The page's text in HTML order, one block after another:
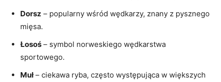
Dorsz – popularny wśród wędkarzy, znany z pysznego
mięsa.
Łosoś – symbol norweskiego wędkarstwa
sportowego.
Muł– ciekawa ryba, często występująca w większych